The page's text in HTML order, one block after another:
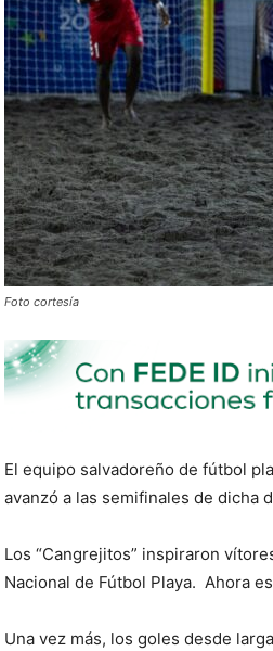
Foto cortesía
El equipo salvadoreño de fútbol
avanzó a las semifinales de dicha
Los “Cangrejitos” inspiraron
Nacional de Fútbol Playa. Ahora
Una vez más, los goles desde